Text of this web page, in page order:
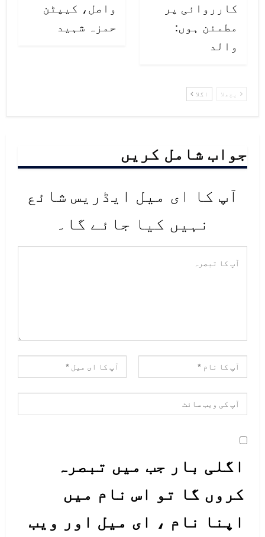
کارروائی پر
مطمئن ہوں:
والد
واصل، کیپٹن
حمزہ شہید
پچھلا اگلا
جواب شامل کریں
آپ کا ای میل ایڈریس شائع
نہیں کیا جائے گا۔
اگلی بار جب میں تبصرہ
کروں گا تو اس نام میں
اپنا نام ، ای میل اور ویب